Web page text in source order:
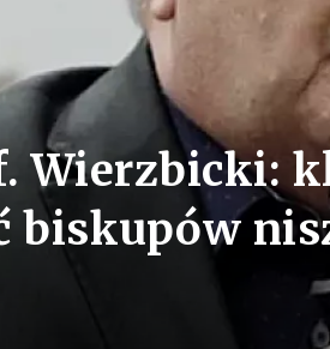
Wierzbicki:
biskupów